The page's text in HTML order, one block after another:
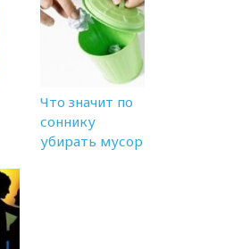
Что значит по
соннику
убирать мусор